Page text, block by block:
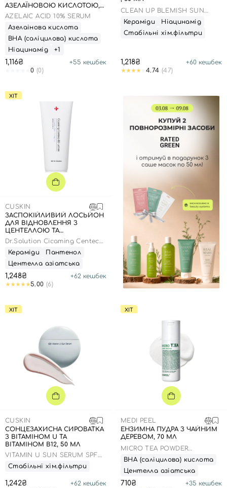
АЗЕЛАЇНОВОЮ КИСЛОТОЮ,
30 МЛ
AZELAIC ACID 10% SERUM
Азелаінова кислота
ВНА (саліцилова) кислота
Ніацинамід
+1
1,116₴ +55 кешбек
0 (0)
CLEAN UP BLEMISH SUN
LOTION SPF 50+ PA++++
Кераміди
Ніацинамід
Стабільні хім.фільтри
1,218₴ +60 кешбек
4.74 (47)
ХІТ
CUSKIN
ЗАСПОКІЙЛИВИЙ ЛОСЬЙОН
ДЛЯ ВІДНОВЛЕННЯ З
ЦЕНТЕЛЛОЮ ТА
ПАНТЕНОЛОМ , 100 МЛ
Dr.Solution Cicaming Centeca
B5 Lotion
Кераміди
Пантенол
Центелла азіатська
1,248₴ +62 кешбек
5.00 (6)
ХІТ
CUSKIN
СОНЦЕЗАХИСНА СИРОВАТКА
З ВІТАМІНОМ U ТА
ВІТАМІНОМ В12, 50 МЛ
VITAMIN U SUN SERUM SPF
50
Стабільні хім.фільтри
1,242₴ +62 кешбек
ХІТ
MEDI PEEL
ЕНЗИМНА ПУДРА З ЧАЙНИМ
ДЕРЕВОМ, 70 МЛ
MICRO TEA POWDER
CLEANSER
ВНА (саліцилова) кислота
Центелла азіатська
710₴ +35 кешбек
Номер телефону
Відправляючи форму для авторизації/реєстрації ви
приймаєте умови
Увійти за допомогою e-mail